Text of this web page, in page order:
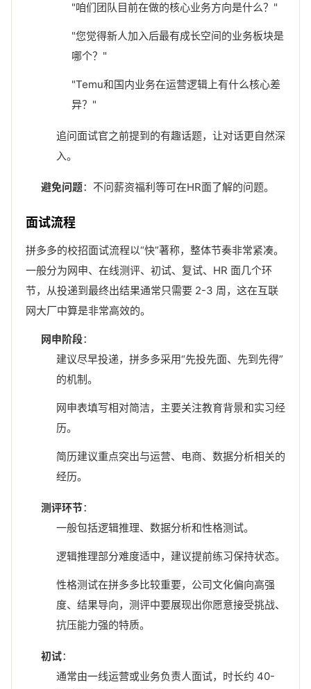
"咱们团队目前在做的核心业务方向是什么？"
"您觉得新人加入后最有成长空间的业务板块是
哪个？"
"Temu和国内业务在运营逻辑上有什么核心差
异？"
追问面试官之前提到的有趣话题，让对话更自然深
入。
避免问题：不问薪资福利等可在HR面了解的问题。
面试流程
拼多多的校招面试流程以“快”著称，整体节奏非常紧凑。
一般分为网申、在线测评、初试、复试、HR 面几个环
节，从投递到最终出结果通常只需要 2-3 周，这在互联
网大厂中算是非常高效的。
网申阶段：
建议尽早投递，拼多多采用“先投先面、先到先得”
的机制。
网申表填写相对简洁，主要关注教育背景和实习经
历。
简历建议重点突出与运营、电商、数据分析相关的
经历。
测评环节：
一般包括逻辑推理、数据分析和性格测试。
逻辑推理部分难度适中，建议提前练习保持状态。
性格测试在拼多多比较重要，公司文化偏向高强
度、结果导向，测评中要展现出你愿意接受挑战、
抗压能力强的特质。
初试：
通常由一线运营或业务负责人面试，时长约 40-